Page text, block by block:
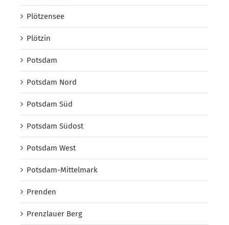
Plötzensee
Plötzin
Potsdam
Potsdam Nord
Potsdam Süd
Potsdam Südost
Potsdam West
Potsdam-Mittelmark
Prenden
Prenzlauer Berg